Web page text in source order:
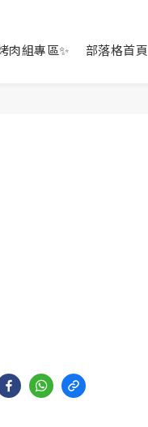
肉組專區✨ 部落格首頁